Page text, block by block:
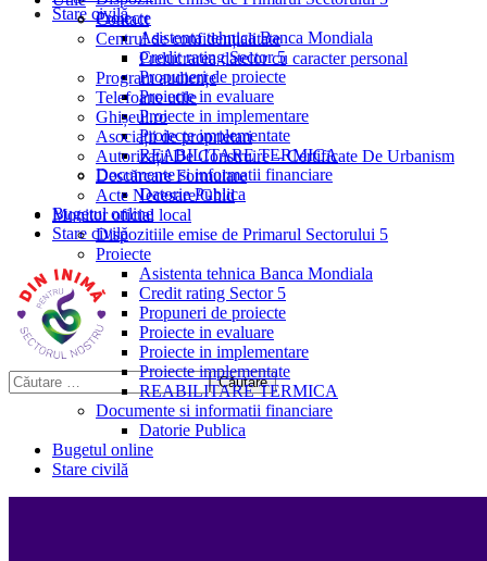
Stare civilă
Proiecte
Asistenta tehnica Banca Mondiala
Credit rating Sector 5
Propuneri de proiecte
Proiecte in evaluare
Proiecte in implementare
Proiecte implementate
REABILITARE TERMICA
Documente si informatii financiare
Datorie Publica
Bugetul online
Stare civilă
Contact
Centrul de confidențialitate
Prelucrarea datelor cu caracter personal
Program audiențe
Telefoane utile
Ghișeul.ro
Asociații de proprietari
Autorizații De Construire – Certificate De Urbanism
Descărcare Formulare
Acte Necesare/Ghid
Monitor oficial local
Dispozitiile emise de Primarul Sectorului 5
Proiecte
Asistenta tehnica Banca Mondiala
Credit rating Sector 5
Propuneri de proiecte
Proiecte in evaluare
Proiecte in implementare
Proiecte implementate
REABILITARE TERMICA
Documente si informatii financiare
Datorie Publica
Bugetul online
Stare civilă